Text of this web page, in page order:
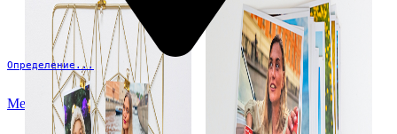
Определение...
Меню